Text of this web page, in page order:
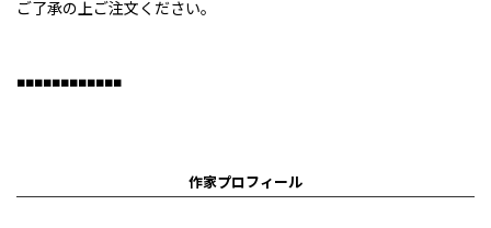
ご了承の上ご注文ください。
■■■■■■■■■■■■
作家プロフィール